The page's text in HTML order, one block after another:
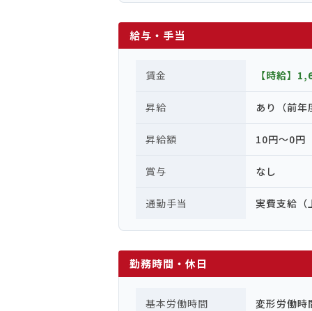
給与・手当
賃金 【時給】
昇給 あり（前
昇給額 10円〜0円
賞与 なし
通勤手当 実費支給
勤務時間・休日
基本労働時間 変形労働時